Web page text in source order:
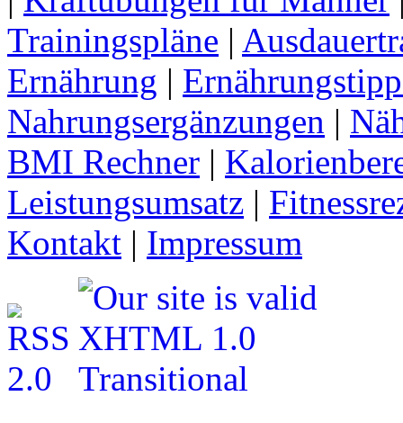
Trainingspläne |
Ernährung |
Nahrungsergänzungen |
BMI Rechner |
Leistungsumsatz |
Kontakt | Impressum